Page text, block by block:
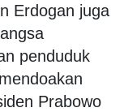
Erdogan juga
penduduk
Prabowo